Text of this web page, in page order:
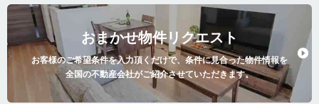
おまかせ物件リクエスト
お客様のご希望条件を入力頂くだけで、条件に見合った物件情報を
全国の不動産会社がご紹介させていただきます。